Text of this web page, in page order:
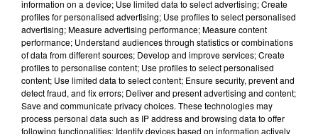
Retrouvez l'agenda des sorties FLOR FM, avecChez Lyllo by
, distributeur de pizzas fraîches artisanales 24h/24 - 7j/7
information on a device; Use limited data to select advertising; Create
profiles for personalised advertising; Use profiles to select personalised
advertising; Measure advertising performance; Measure content
performance; Understand audiences through statistics or combinations
of data from different sources; Develop and improve services; Create
profiles to personalise content; Use profiles to select personalised
content; Use limited data to select content; Ensure security, prevent and
detect fraud, and fix errors; Deliver and present advertising and content;
Save and communicate privacy choices. These technologies may
process personal data such as IP address and browsing data to offer
following functionalities: Identify devices based on information actively